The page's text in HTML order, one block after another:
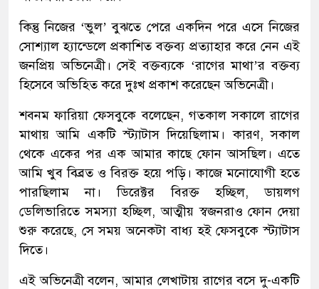
কিন্তু নিজের ‘ভুল’ বুঝতে পেরে একদিন পরে এসে নিজের
সোশ্যাল হ্যান্ডেলে প্রকাশিত বক্তব্য প্রত্যাহার করে নেন এই
জনপ্রিয় অভিনেত্রী। সেই বক্তব্যকে ‘রাগের মাথা’র বক্তব্য
হিসেবে অভিহিত করে দুঃখ প্রকাশ করেছেন অভিনেত্রী।
শবনম ফারিয়া ফেসবুকে বলেছেন, গতকাল সকালে রাগের
মাথায় আমি একটি স্ট্যাটাস দিয়েছিলাম। কারণ, সকাল
থেকে একের পর এক আমার কাছে ফোন আসছিল। এতে
আমি খুব বিব্রত ও বিরক্ত হয়ে পড়ি। কাজে মনোযোগী হতে
পারছিলাম না। ডিরেক্টর বিরক্ত হচ্ছিল, ডায়লগ
ডেলিভারিতে সমস্যা হচ্ছিল, আত্মীয় স্বজনরাও ফোন দেয়া
শুরু করেছে, সে সময় অনেকটা বাধ্য হই ফেসবুকে স্ট্যাটাস
দিতে।
এই অভিনেত্রী বলেন, আমার লেখাটায় রাগের বসে দু-একটি